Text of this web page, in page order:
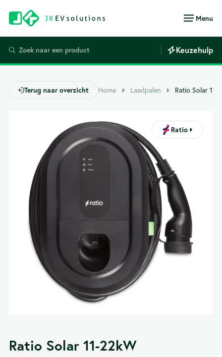
Menu
Keuzehulp
Terug naar overzicht Home Laadpalen Ratio Solar 11-
Ratio
Ratio Solar 11-22kW